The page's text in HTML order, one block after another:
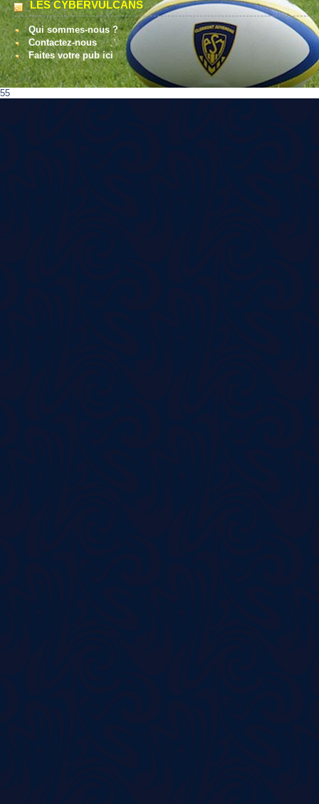
LES CYBERVULCANS
Qui sommes-nous ?
Contactez-nous
Faites votre pub ici
55